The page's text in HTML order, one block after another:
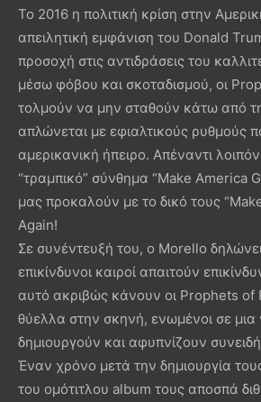
Το 2016 η πολιτική κρίση στην
απειλητική εμφάνιση του Donald
προσοχή στις αντιδράσεις του
μέσω φόβου και σκοταδισμού, οι
τολμούν να μην σταθούν κάτω από
απλώνεται με εφιαλτικούς ρυθμούς
αμερικανική ήπειρο. Απέναντι
“τραμπικό” σύνθημα “Make America
μας προκαλούν με το δικό τους
Again!
Σε συνέντευξή του, ο Morello
επικίνδυνοι καιροί απαιτούν
αυτό ακριβώς κάνουν οι Prophets of
θύελλα στην σκηνή, ενωμένοι σε μια
δημιουργούν και αφυπνίζουν
Έναν χρόνο μετά την δημιουργία
του ομότιτλου album τους αποσπά